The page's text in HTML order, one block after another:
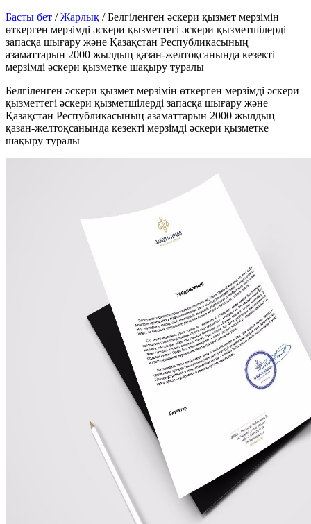
Басты бет /Жарлық /Белгіленген әскери қызмет мерзімін
өткерген мерзімді әскери қызметтегі әскери қызметшілерді
запасқа шығару және Қазақстан Республикасының
азаматтарын 2000 жылдың қазан-желтоқсанында кезекті
мерзімді әскери қызметке шақыру туралы
Белгіленген әскери қызмет мерзімін өткерген мерзімді әскери
қызметтегі әскери қызметшілерді запасқа шығару және
Қазақстан Республикасының азаматтарын 2000 жылдың
қазан-желтоқсанында кезекті мерзімді әскери қызметке
шақыру туралы